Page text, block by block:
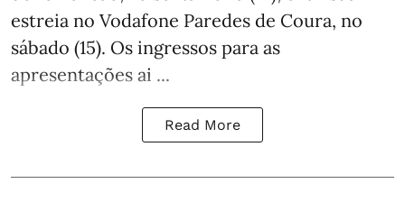
estreia no Vodafone Paredes de Coura, no
sábado (15). Os ingressos para as
apresentações ai ...
Read More